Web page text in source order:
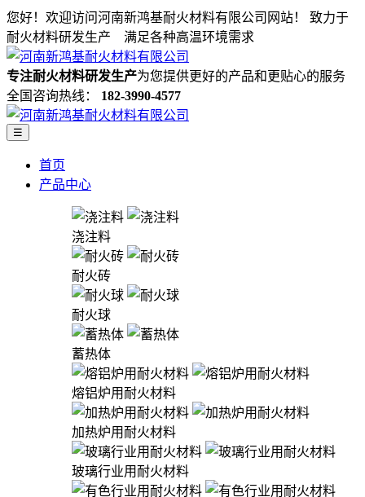
您好！欢迎访问河南新鸿基耐火材料有限公司网站！
致力于
耐火材料研发生产 满足各种高温环境需求
专注耐火材料研发生产为您提供更好的产品和更贴心的服务
全国咨询热线：
182-3990-4577
☰
首页
产品中心
浇注料
耐火砖
耐火球
蓄热体
熔铝炉用耐火材料
加热炉用耐火材料
玻璃行业用耐火材料